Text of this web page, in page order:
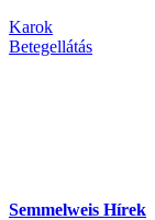
Karok
Betegellátás
Semmelweis Hírek